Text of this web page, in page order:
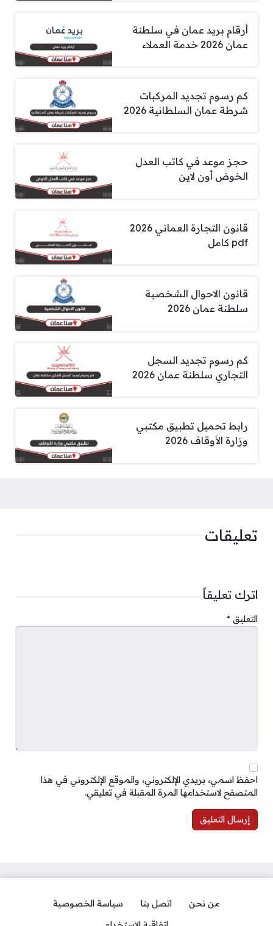
أرقام بريد عمان في سلطنة
عمان 2026 خدمة العملاء
كم رسوم تجديد المركبات
شرطة عمان السلطانية 2026
حجز موعد في كاتب العدل
الخوض أون لاين
قانون التجارة العماني 2026
pdf كامل
قانون الاحوال الشخصية
سلطنة عمان 2026
كم رسوم تجديد السجل
التجاري سلطنة عمان 2026
رابط تحميل تطبيق مكتبي
وزارة الأوقاف 2026
تعليقات
اترك تعليقاً
التعليق *
احفظ اسمي، بريدي الإلكتروني، والموقع الإلكتروني في هذا
المتصفح لاستخدامها المرة المقبلة في تعليقي.
من نحن اتصل بنا
سياسة الخصوصية